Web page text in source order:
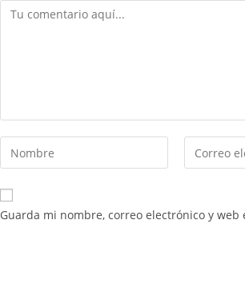
Guarda mi nombre, correo electrónico y